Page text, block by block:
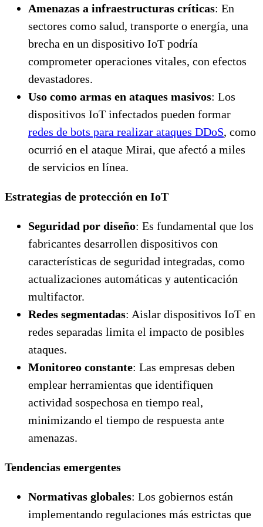
Amenazas a infraestructuras críticas: En
sectores como salud, transporte o energía, una
brecha en un dispositivo IoT podría
comprometer operaciones vitales, con efectos
devastadores.
Uso como armas en ataques masivos: Los
dispositivos IoT infectados pueden formar
redes de bots para realizar ataques DDoS, como
ocurrió en el ataque Mirai, que afectó a miles
de servicios en línea.
Estrategias de protección en IoT
Seguridad por diseño: Es fundamental que los
fabricantes desarrollen dispositivos con
características de seguridad integradas, como
actualizaciones automáticas y autenticación
multifactor.
Redes segmentadas: Aislar dispositivos IoT en
redes separadas limita el impacto de posibles
ataques.
Monitoreo constante: Las empresas deben
emplear herramientas que identifiquen
actividad sospechosa en tiempo real,
minimizando el tiempo de respuesta ante
amenazas.
Tendencias emergentes
Normativas globales: Los gobiernos están
implementando regulaciones más estrictas que